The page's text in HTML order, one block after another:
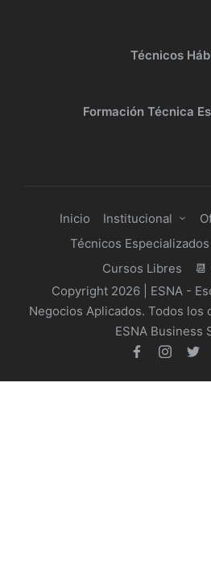
Técnicos
Formación Técnica
Inicio Institucional
Técnicos Especializados
Cursos Libres
Copyright 2026 | ESNA -
Negocios Aplicados. Todos los
ESNA Business
facebook